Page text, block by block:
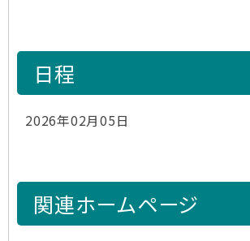
日程
2026年02月05日
関連ホームページ